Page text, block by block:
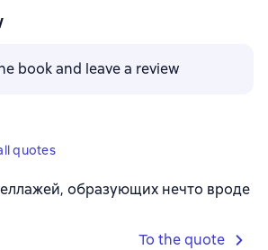
book and leave a review
quotes
образующих нечто вроде
To the quote